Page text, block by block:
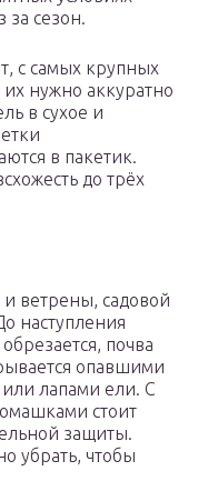
за сезон.
с самых крупных
нужно аккуратно
в сухое и
в пакетик.
до трёх
ветрены, садовой
наступления
почва
опавшими
лапами ели. С
стоит
защиты.
убрать, чтобы